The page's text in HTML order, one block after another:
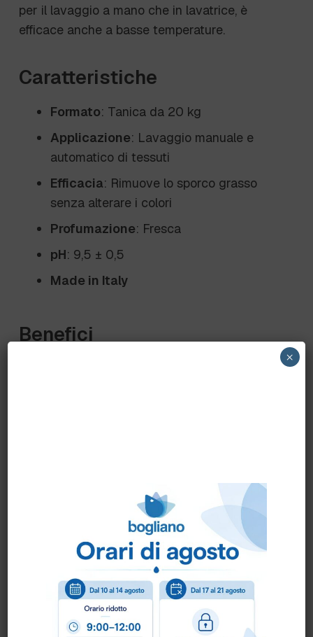
per il lavaggio a mano che in lavatrice, è
efficace anche a basse temperature.
Caratteristiche
Formato: Tanica da 20 kg
Applicazione: Lavaggio manuale e
automatico di tessuti
Efficacia: Rimuove lo sporco grasso
senza alterare i colori
Profumazione: Fresca
pH: 9,5 ± 0,5
Made in Italy
Benefici
Protezione del colore
: Mantiene i colori
vivaci, riducendo il rischio di
trasferimento.
Versatilità: Utilizzabile con sistemi di
dosaggio automatici e manualmente.
×